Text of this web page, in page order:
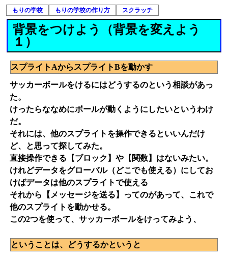
もりの学校 もりの学校の作り方 スクラッチ
背景をつけよう（背景を変えよう
１）
スプライトAからスプライトBを動かす
サッカーボールをけるにはどうするのという相談があっ
た。
けったらななめにボールが動くようにしたいというわけ
だ。
それには、他のスプライトを操作できるといいんだけ
ど、と思って探してみた。
直接操作できる【ブロック】や【関数】はないみたい。
けれどデータをグローバル（どこでも使える）にしてお
けばデータは他のスプライトで使える
それから【メッセージを送る】ってのがあって、これで
他のスプライトを動かせる。
この2つを使って、サッカーボールをけってみよう、
ということは、どうするかというと